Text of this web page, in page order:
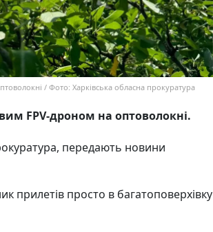
/ Фото: Харківська обласна прокуратура
FPV-дроном на оптоволокні.
передають новини
прилетів просто в багатоповерхівку